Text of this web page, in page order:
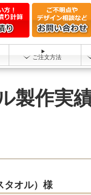
ご注文方法
製作実
タオル）様